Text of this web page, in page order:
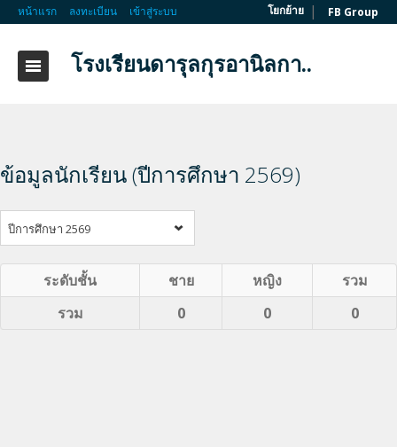
หน้าแรก ลงทะเบียน เข้าสู่ระบบ โยกย้าย | FB Group
โรงเรียนดารุลกุรอานิลกา..
ข้อมูลนักเรียน (ปีการศึกษา 2569)
ปีการศึกษา 2569
ระดับชั้น ชาย หญิง
รวม
รวม
0 0 0